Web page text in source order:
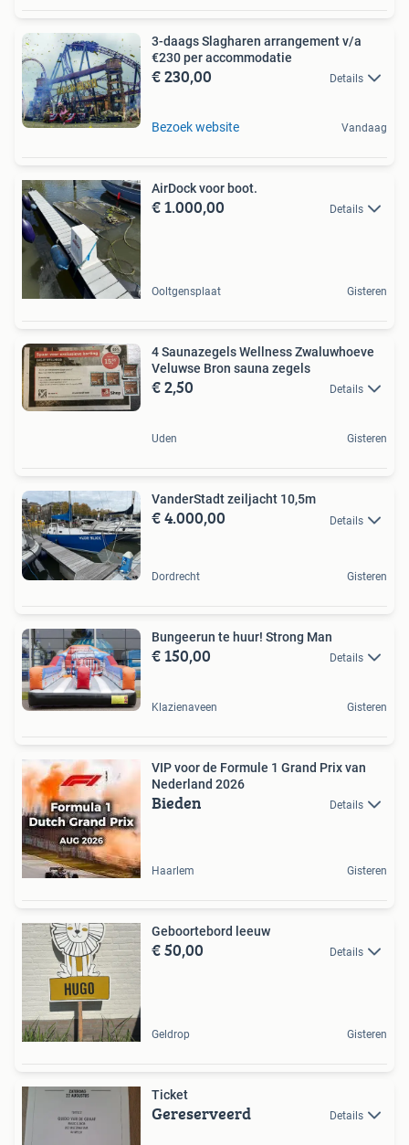
3-daags Slagharen arrangement v/a
€230 per accommodatie
€ 230,00 Details
Bezoek website Vandaag
AirDock voor boot.
€ 1.000,00 Details
Ooltgensplaat Gisteren
4 Saunazegels Wellness Zwaluwhoeve
Veluwse Bron sauna zegels
€ 2,50 Details
Uden Gisteren
VanderStadt zeiljacht 10,5m
€ 4.000,00 Details
Dordrecht Gisteren
Bungeerun te huur! Strong Man
€ 150,00 Details
Klazienaveen Gisteren
VIP voor de Formule 1 Grand Prix van
Nederland 2026
Bieden Details
Haarlem Gisteren
Geboortebord leeuw
€ 50,00 Details
Geldrop Gisteren
Ticket
Gereserveerd Details